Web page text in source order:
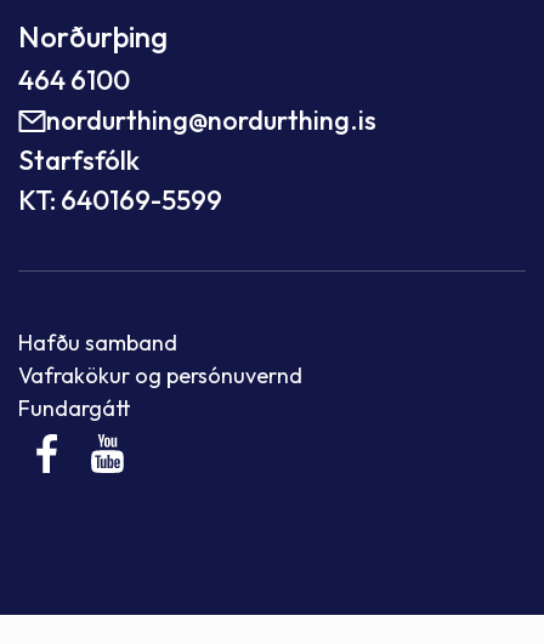
Norðurþing
464 6100
nordurthing@nordurthing.is
Starfsfólk
KT: 640169-5599
Hafðu samband
Vafrakökur og persónuvernd
Fundargátt